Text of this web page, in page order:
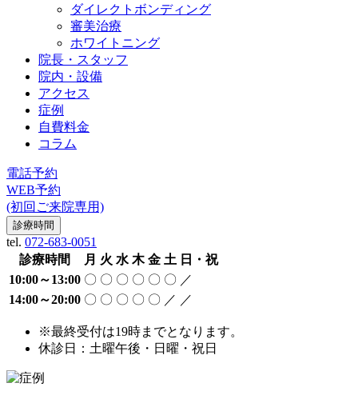
ダイレクトボンディング
審美治療
ホワイトニング
院長・スタッフ
院内・設備
アクセス
症例
自費料金
コラム
電話予約
WEB予約
(初回ご来院専用)
診療時間
tel. 072-683-0051
診療時間
月 火 水 木 金 土 日・祝
10:00～13:00 〇 〇 〇 〇 〇 〇 ／
14:00～20:00 〇 〇 〇 〇 〇 ／ ／
※最終受付は19時までとなります。
休診日：土曜午後・日曜・祝日